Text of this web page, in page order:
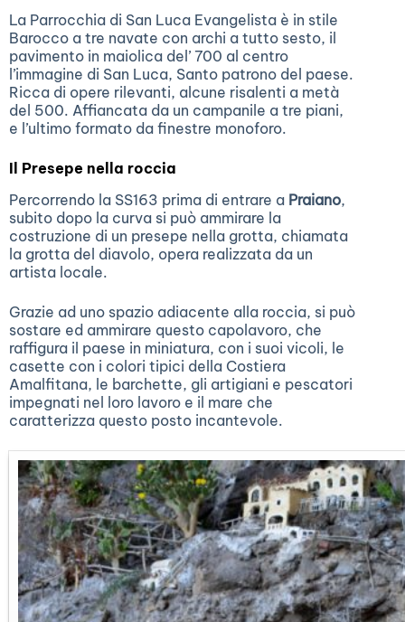
La Parrocchia di San Luca Evangelista è in stile
Barocco a tre navate con archi a tutto sesto, il
pavimento in maiolica del’ 700 al centro
l’immagine di San Luca, Santo patrono del paese.
Ricca di opere rilevanti, alcune risalenti a metà
del 500. Affiancata da un campanile a tre piani,
e l’ultimo formato da finestre monoforo.
Il Presepe nella roccia
Percorrendo la SS163 prima di entrare a Praiano,
subito dopo la curva si può ammirare la
costruzione di un presepe nella grotta, chiamata
la grotta del diavolo, opera realizzata da un
artista locale.
Grazie ad uno spazio adiacente alla roccia, si può
sostare ed ammirare questo capolavoro, che
raffigura il paese in miniatura, con i suoi vicoli, le
casette con i colori tipici della Costiera
Amalfitana, le barchette, gli artigiani e pescatori
impegnati nel loro lavoro e il mare che
caratterizza questo posto incantevole.